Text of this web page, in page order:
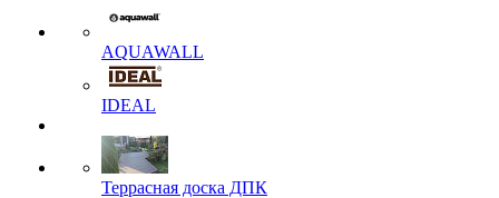
AQUAWALL
IDEAL
Террасная доска ДПК